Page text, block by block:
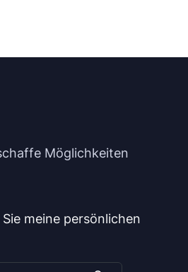
Möglichkeiten
meine persönlichen